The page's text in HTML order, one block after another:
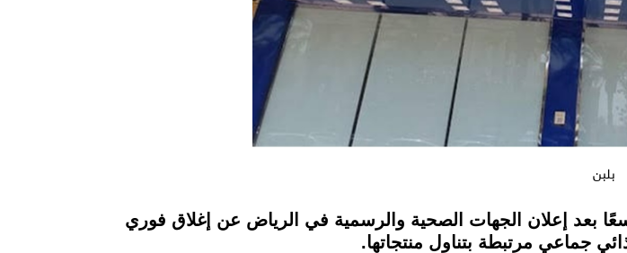
بلبن
بعد إعلان الجهات الصحية والرسمية في الرياض عن إغلاق فوري
جماعي مرتبطة بتناول منتجاتها.